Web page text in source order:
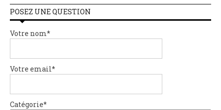
POSEZ UNE QUESTION
Votre nom*
Votre email*
Catégorie*